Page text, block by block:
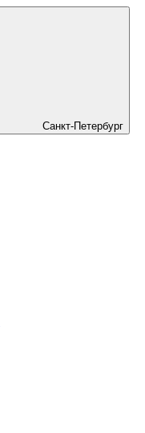
Санкт-Петербург